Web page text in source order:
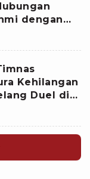
dengan
Kehilangan
Duel di